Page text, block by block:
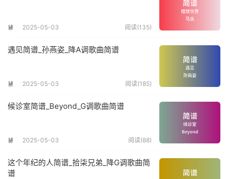
 2025-05-03 阅读(135)
遇见简谱_孙燕姿_降A调歌曲简谱
 2025-05-03 阅读(185)
候诊室简谱_Beyond_G调歌曲简谱
 2025-05-03 阅读(88)
这个年纪的人简谱_拾柒兄弟_降G调歌曲简
谱